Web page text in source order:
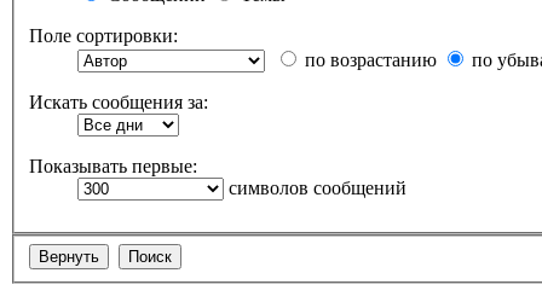
Поле сортировки:
по возрастанию
по
Искать сообщения за:
Показывать первые:
символов сообщений